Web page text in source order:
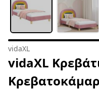
vidaXL
vidaXL